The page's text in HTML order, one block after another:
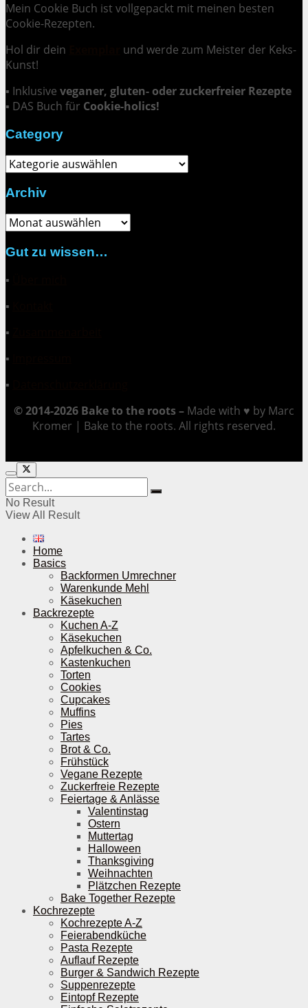
Mein Cookie Buch ist vollgepackt mit meinen besten
Cookie-Rezepten.
Hol dir dein
und werde zum Meister der Keks-
Kunst!
▪ Inklusive veganer, gluten- oder zuckerfreier Rezepte
▪ DAS Buch für Cookie-holics!
Category
Category
Archiv
Archiv
Gut zu wissen…
▪
▪
▪
▪
▪
© 2014-2026 Bake to the roots – Made with ♥ by Marc
Kromer | Bake to the roots. All rights reserved.
No Result
View All Result
Home
Basics
Backformen Umrechner
Warenkunde Mehl
Käsekuchen
Backrezepte
Kuchen A-Z
Käsekuchen
Apfelkuchen & Co.
Kastenkuchen
Torten
Cookies
Cupcakes
Muffins
Pies
Tartes
Brot & Co.
Frühstück
Vegane Rezepte
Zuckerfreie Rezepte
Feiertage & Anlässe
Valentinstag
Ostern
Muttertag
Halloween
Thanksgiving
Weihnachten
Plätzchen Rezepte
Bake Together Rezepte
Kochrezepte
Kochrezepte A-Z
Feierabendküche
Pasta Rezepte
Auflauf Rezepte
Burger & Sandwich Rezepte
Suppenrezepte
Eintopf Rezepte